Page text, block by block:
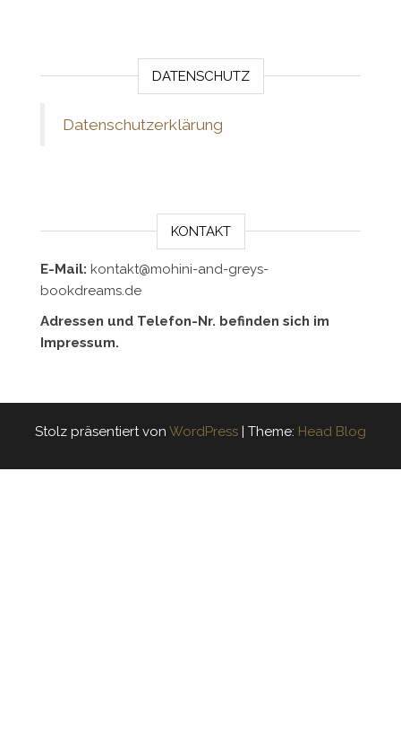
DATENSCHUTZ
Datenschutzerklärung
KONTAKT
E-Mail: kontakt@mohini-and-greys-
bookdreams.de
Adressen und Telefon-Nr. befinden sich im
Impressum.
Stolz präsentiert von WordPress | Theme: Head Blog